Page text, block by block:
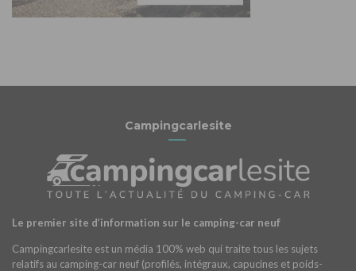
Campingcarlesite
Le premier site d’information sur le camping-car neuf
Campingcarlesite est un média 100% web qui traite tous les sujets
relatifs au camping-car neuf (profilés, intégraux, capucines et poids-